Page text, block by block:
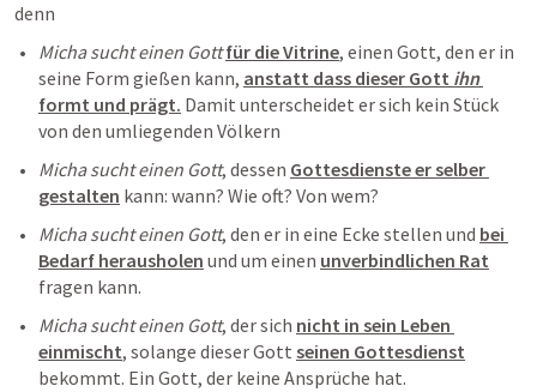
denn
Micha sucht einen Gott für die Vitrine, einen Gott, den er in
seine Form gießen kann, anstatt dass dieser Gott ihn
formt und prägt. Damit unterscheidet er sich kein Stück
von den umliegenden Völkern
Micha sucht einen Gott, dessen Gottesdienste er selber
gestalten kann: wann? Wie oft? Von wem?
Micha sucht einen Gott, den er in eine Ecke stellen und bei
Bedarf herausholen und um einen unverbindlichen Rat
fragen kann.
Micha sucht einen Gott, der sich nicht in sein Leben
einmischt, solange dieser Gott seinen Gottesdienst
bekommt. Ein Gott, der keine Ansprüche hat.